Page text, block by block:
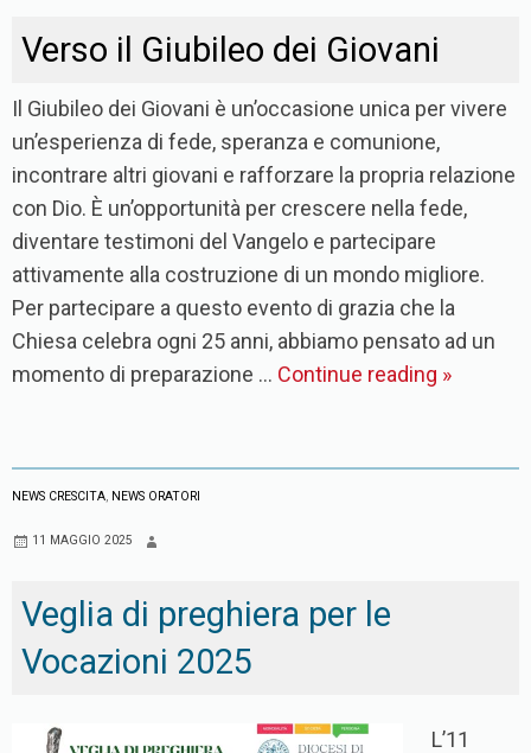
Verso il Giubileo dei Giovani
Il Giubileo dei Giovani è un’occasione unica per vivere
un’esperienza di fede, speranza e comunione,
incontrare altri giovani e rafforzare la propria relazione
con Dio. È un’opportunità per crescere nella fede,
diventare testimoni del Vangelo e partecipare
attivamente alla costruzione di un mondo migliore.
Per partecipare a questo evento di grazia che la
Chiesa celebra ogni 25 anni, abbiamo pensato ad un
momento di preparazione … Continue reading »
NEWS CRESCITA, NEWS ORATORI
11 MAGGIO 2025
Veglia di preghiera per le
Vocazioni 2025
L’11